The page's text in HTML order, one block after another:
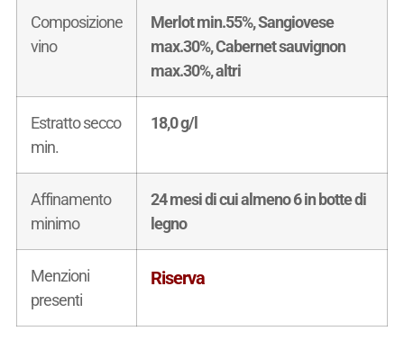
Composizione
vino
Merlot min.55%, Sangiovese
max.30%, Cabernet sauvignon
max.30%, altri
Estratto secco
min.
18,0 g/l
Affinamento
minimo
24 mesi di cui almeno 6 in botte di
legno
Menzioni
presenti
Riserva